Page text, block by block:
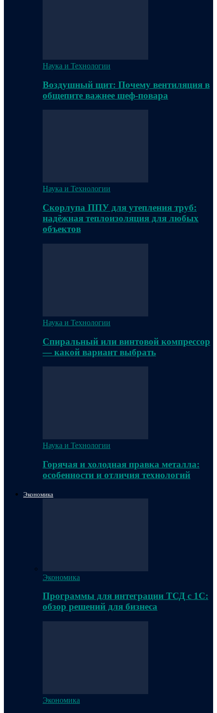
Наука и Технологии
Воздушный щит: Почему вентиляция в
общепите важнее шеф-повара
Наука и Технологии
Скорлупа ППУ для утепления труб:
надёжная теплоизоляция для любых
объектов
Наука и Технологии
Спиральный или винтовой компрессор
— какой вариант выбрать
Наука и Технологии
Горячая и холодная правка металла:
особенности и отличия технологий
Экономика
Экономика
Программы для интеграции ТСД с 1С:
обзор решений для бизнеса
Экономика